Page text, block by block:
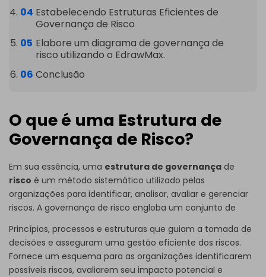
Estabelecendo Estruturas Eficientes de
Governança de Risco
Elabore um diagrama de governança de
risco utilizando o EdrawMax.
Conclusão
O que é uma Estrutura de
Governança de Risco?
Em sua essência, uma estrutura de governança de
risco é um método sistemático utilizado pelas
organizações para identificar, analisar, avaliar e gerenciar
riscos. A governança de risco engloba um conjunto de
Princípios, processos e estruturas que guiam a tomada de
decisões e asseguram uma gestão eficiente dos riscos.
Fornece um esquema para as organizações identificarem
possíveis riscos, avaliarem seu impacto potencial e